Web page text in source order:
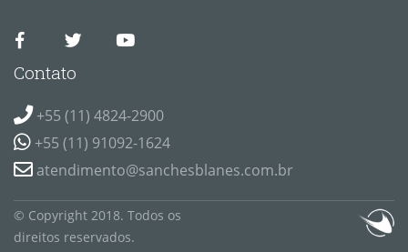
Contato
+55 (11) 4824-2900
+55 (11) 91092-1624
atendimento@sanchesblanes.com.br
© Copyright 2018. Todos os
direitos reservados.